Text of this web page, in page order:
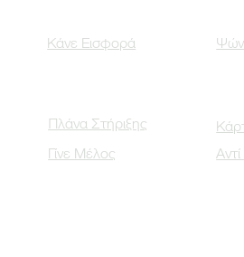
Κάνε Εισφορά
Πλάνα Στήριξης
Γίνε Μέλος